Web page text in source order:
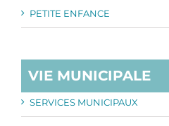
PETITE ENFANCE
VIE MUNICIPALE
SERVICES MUNICIPAUX